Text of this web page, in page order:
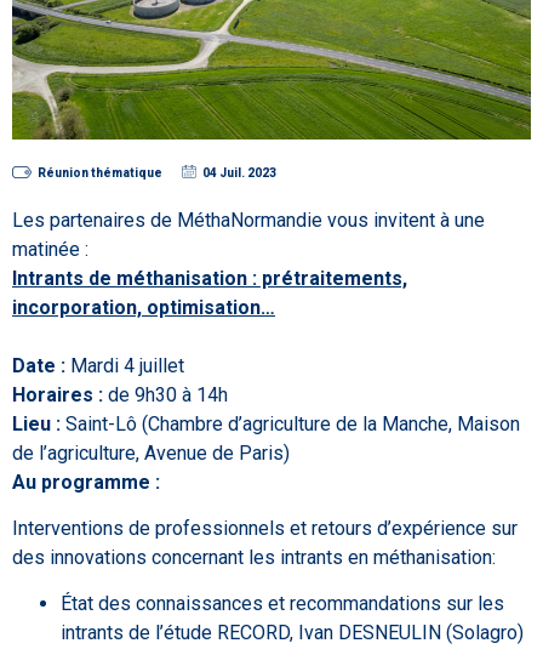
Réunion thématique 04 Juil. 2023
Les partenaires de MéthaNormandie vous invitent à une
matinée :
Intrants de méthanisation : prétraitements,
incorporation, optimisation…
Date : Mardi 4 juillet
Horaires : de 9h30 à 14h
Lieu : Saint-Lô (Chambre d’agriculture de la Manche, Maison
de l’agriculture, Avenue de Paris)
Au programme :
Interventions de professionnels et retours d’expérience sur
des innovations concernant les intrants en méthanisation:
État des connaissances et recommandations sur les
intrants de l’étude RECORD, Ivan DESNEULIN (Solagro)